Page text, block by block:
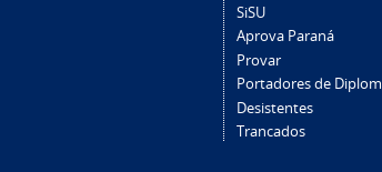
SiSU
Aprova Paraná
Provar
Portadores de
Desistentes
Trancados